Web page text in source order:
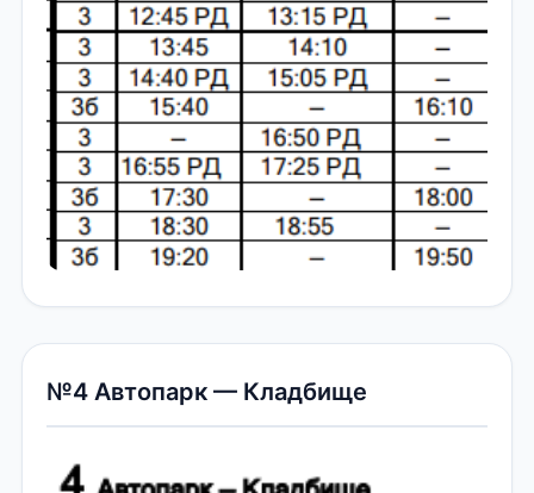
№4 Автопарк — Кладбище